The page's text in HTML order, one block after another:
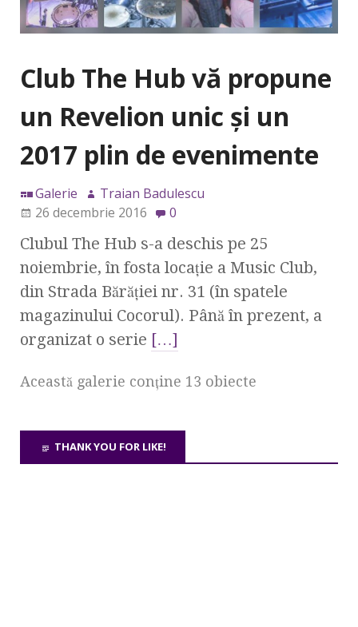
Club The Hub vă propune
un Revelion unic şi un
2017 plin de evenimente
Galerie
Traian Badulescu
26 decembrie 2016
0
Clubul The Hub s-a deschis pe 25
noiembrie, în fosta locaţie a Music Club,
din Strada Bărăţiei nr. 31 (în spatele
magazinului Cocorul). Până în prezent, a
organizat o serie […]
Această galerie conţine 13 obiecte
THANK YOU FOR LIKE!